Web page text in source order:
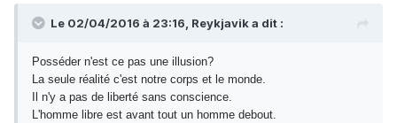
Le 02/04/2016 à 23:16, Reykjavik a dit :
Posséder n'est ce pas une illusion?
La seule réalité c'est notre corps et le monde.
Il n'y a pas de liberté sans conscience.
L'homme libre est avant tout un homme debout.